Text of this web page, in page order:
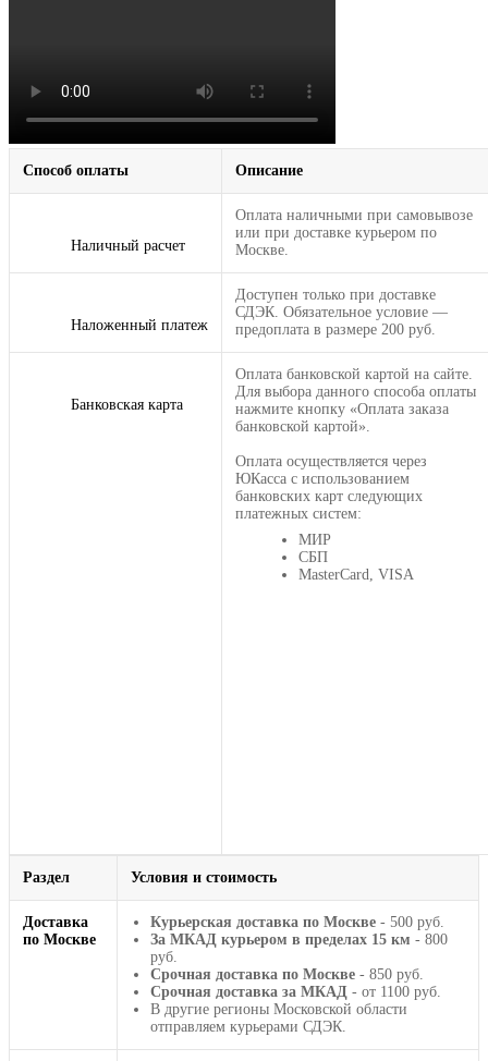
Способ оплаты Описание
Наличный расчет
Оплата наличными при самовывозе
или при доставке курьером по
Москве.
Наложенный платеж
Доступен только при доставке
СДЭК. Обязательное условие —
предоплата в размере 200 руб.
Банковская карта
Оплата банковской картой на сайте.
Для выбора данного способа оплаты
нажмите кнопку «Оплата заказа
банковской картой».
Оплата осуществляется через
ЮКасса с использованием
банковских карт следующих
платежных систем:
МИР
СБП
MasterCard, VISA
Раздел Условия и стоимость
Доставка
по Москве
Курьерская доставка по Москве - 500 руб.
За МКАД курьером в пределах 15 км - 800
руб.
Срочная доставка по Москве - 850 руб.
Срочная доставка за МКАД - от 1100 руб.
В другие регионы Московской области
отправляем курьерами СДЭК.